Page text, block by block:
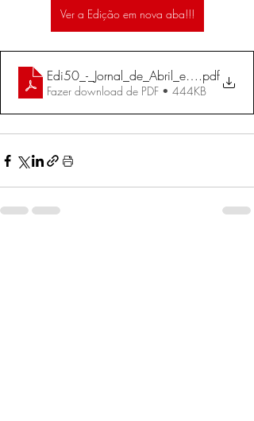
Ver a Edição em nova aba!!!
Edi50_- .pdf
Fazer download de PDF • 444KB